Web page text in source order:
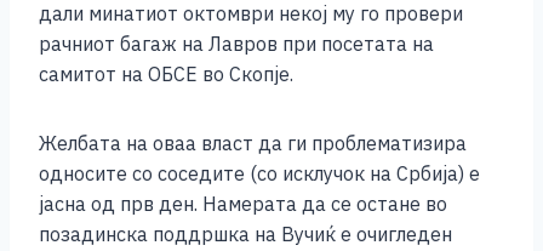
дали минатиот октомври некој му го провери
рачниот багаж на Лавров при посетата на
самитот на ОБСЕ во Скопје.
Желбата на оваа власт да ги проблематизира
односите со соседите (со исклучок на Србија) е
јасна од прв ден. Намерата да се остане во
позадинска поддршка на Вучиќ е очигледен